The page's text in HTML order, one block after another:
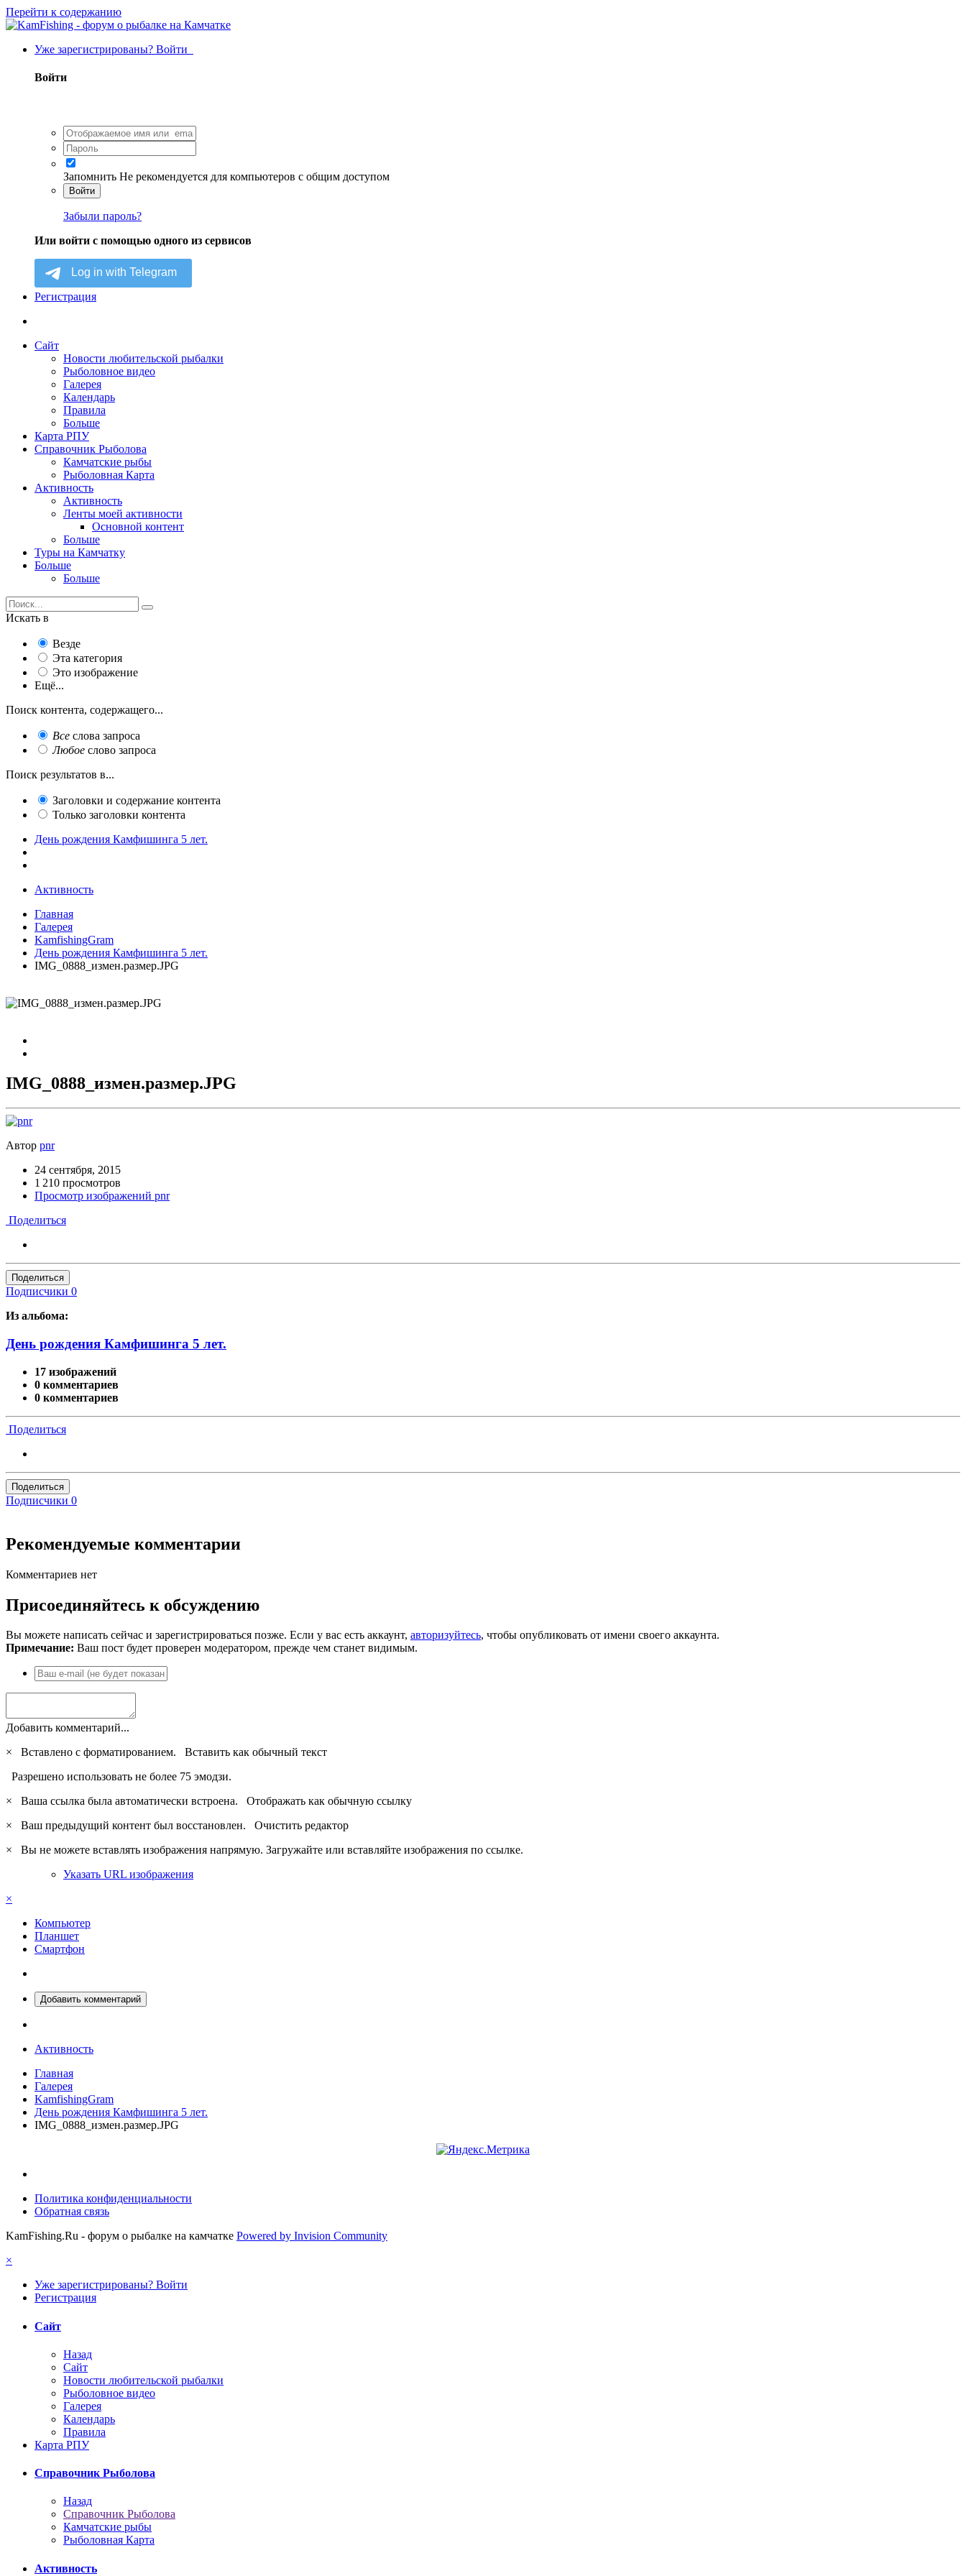
Перейти к содержанию
Уже зарегистрированы? Войти
Войти
Запомнить Не рекомендуется для компьютеров с общим доступом
Войти
Забыли пароль?
Или войти с помощью одного из сервисов
Регистрация
Сайт
Новости любительской рыбалки
Рыболовное видео
Галерея
Календарь
Правила
Больше
Карта РПУ
Справочник Рыболова
Камчатские рыбы
Рыболовная Карта
Активность
Активность
Ленты моей активности
Основной контент
Больше
Туры на Камчатку
Больше
Больше
Искать в
Везде
Эта категория
Это изображение
Ещё...
Поиск контента, содержащего...
Все слова запроса
Любое слово запроса
Поиск результатов в...
Заголовки и содержание контента
Только заголовки контента
День рождения Камфишинга 5 лет.
Активность
Главная
Галерея
KamfishingGram
День рождения Камфишинга 5 лет.
IMG_0888_измен.размер.JPG
IMG_0888_измен.размер.JPG
Автор pnr
24 сентября, 2015
1 210 просмотров
Просмотр изображений pnr
Поделиться
Поделиться
Подписчики 0
Из альбома:
День рождения Камфишинга 5 лет.
17 изображений
0 комментариев
0 комментариев
Поделиться
Поделиться
Подписчики 0
Рекомендуемые комментарии
Комментариев нет
Присоединяйтесь к обсуждению
Вы можете написать сейчас и зарегистрироваться позже. Если у вас есть аккаунт, авторизуйтесь, чтобы опубликовать от имени своего аккаунта.
Примечание: Ваш пост будет проверен модератором, прежде чем станет видимым.
Добавить комментарий...
×
Вставлено с форматированием. Вставить как обычный текст
Разрешено использовать не более 75 эмодзи.
×
Ваша ссылка была автоматически встроена. Отображать как обычную ссылку
×
Ваш предыдущий контент был восстановлен. Очистить редактор
×
Вы не можете вставлять изображения напрямую. Загружайте или вставляйте изображения по ссылке.
Указать URL изображения
×
Компьютер
Планшет
Смартфон
Добавить комментарий
Активность
Главная
Галерея
KamfishingGram
День рождения Камфишинга 5 лет.
IMG_0888_измен.размер.JPG
Политика конфиденциальности
Обратная связь
KamFishing.Ru - форум о рыбалке на камчатке Powered by Invision Community
×
Уже зарегистрированы? Войти
Регистрация
Сайт
Назад
Сайт
Новости любительской рыбалки
Рыболовное видео
Галерея
Календарь
Правила
Карта РПУ
Справочник Рыболова
Назад
Справочник Рыболова
Камчатские рыбы
Рыболовная Карта
Активность